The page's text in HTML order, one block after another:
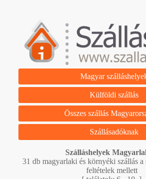
Magyar
Külföldi szállás
Összes szállás
Szállásadóknak
Szálláshelyek
31 db magyarlaki és környéki szállás a
feltételek mellett